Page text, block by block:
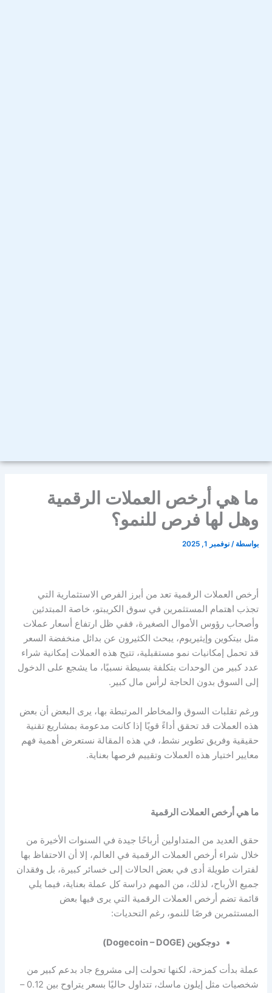
ما هي أرخص العملات الرقمية
وهل لها فرص للنمو؟
بواسطة/نوفمبر 1, 2025
أرخص العملات الرقمية تعد من أبرز الفرص الاستثمارية التي
تجذب اهتمام المستثمرين في سوق الكريبتو، خاصة المبتدئين
وأصحاب رؤوس الأموال الصغيرة، ففي ظل ارتفاع أسعار عملات
مثل بيتكوين وإيثيريوم، يبحث الكثيرون عن بدائل منخفضة السعر
قد تحمل إمكانيات نمو مستقبلية، تتيح هذه العملات إمكانية شراء
عدد كبير من الوحدات بتكلفة بسيطة نسبيًا، ما يشجع على الدخول
إلى السوق بدون الحاجة لرأس مال كبير.
ورغم تقلبات السوق والمخاطر المرتبطة بها، يرى البعض أن بعض
هذه العملات قد تحقق أداءً قويًا إذا كانت مدعومة بمشاريع تقنية
حقيقية وفريق تطوير نشط، في هذه المقالة نستعرض أهمية فهم
معايير اختيار هذه العملات وتقييم فرصها بعناية.
ما هي أرخص العملات الرقمية
حقق العديد من المتداولين أرباحًا جيدة في السنوات الأخيرة من
خلال شراء أرخص العملات الرقمية في العالم، إلا أن الاحتفاظ بها
لفترات طويلة أدى في بعض الحالات إلى خسائر كبيرة، بل وفقدان
جميع الأرباح، لذلك، من المهم دراسة كل عملة بعناية، فيما يلي
قائمة تضم أرخص العملات الرقمية التي يرى فيها بعض
المستثمرين فرصًا للنمو، رغم التحديات:
دوجكوين (Dogecoin – DOGE)
عملة بدأت كمزحة، لكنها تحولت إلى مشروع جاد بدعم كبير من
شخصيات مثل إيلون ماسك، تتداول حاليًا بسعر يتراوح بين 0.12 –